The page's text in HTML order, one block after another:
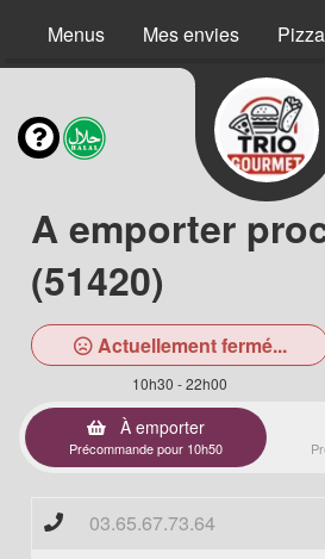
Menus Mes envies
A emporter
(51420)
Actuellement fermé...
10h30 - 22h00
À emporter
Précommande pour 10h50
03.65.67.73.64